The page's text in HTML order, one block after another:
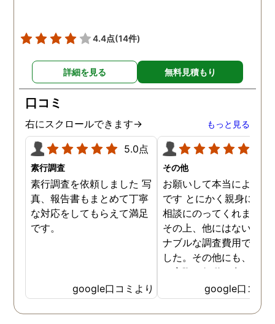
後の事についてアドバイス
る探偵事務所さんだと、あ
らためて思いました。 事務
所の皆様にお世話になった
ので、クチコミの方書かせ
ていただきます。ありがと
うございました。
4.4点(14件)
詳細を見る 無料見積もり
口コミ
右にスクロールできます→ もっと見る
5.0点
素行調査
素行調査を依頼しました 写
真、報告書もまとめて丁寧
な対応をしてもらえて満足
です。
google口コミより
その他
お願いして本当によかっ
です とにかく親身にな
相談にのってくれました
その上、他にはないリー
ナブルな調査費用で済み
した。その他にも、相談
ら実際に行動に出て頂い
のが、スゴく早く問題を
決していただき、大変助
りました。 次回も是非
google口コミ